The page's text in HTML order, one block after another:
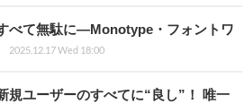
べて無駄に―Monotype・フォントワ
2025.12.17 Wed 18:00
規ユーザーのすべてに“良し”！ 唯一